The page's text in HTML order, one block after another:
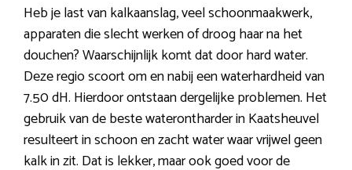
Heb je last van kalkaanslag, veel schoonmaakwerk,
apparaten die slecht werken of droog haar na het
douchen? Waarschijnlijk komt dat door hard water.
Deze regio scoort om en nabij een waterhardheid van
7.50 dH. Hierdoor ontstaan dergelijke problemen. Het
gebruik van de beste waterontharder in Kaatsheuvel
resulteert in schoon en zacht water waar vrijwel geen
kalk in zit. Dat is lekker, maar ook goed voor de